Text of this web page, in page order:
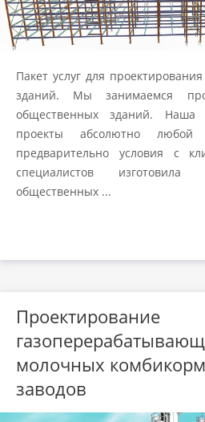
Пакет услуг для
зданий. Мы занимаемся
общественных зданий. Наша
проекты абсолютно любой
предварительно условия с
специалистов
общественных ...
Проектирование
молочных
заводов